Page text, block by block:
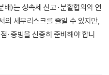
)는 상속세 신고·분할협의와 연
의 세무리스크를 줄일 수 있지만,
·증빙을 신중히 준비해야 합니